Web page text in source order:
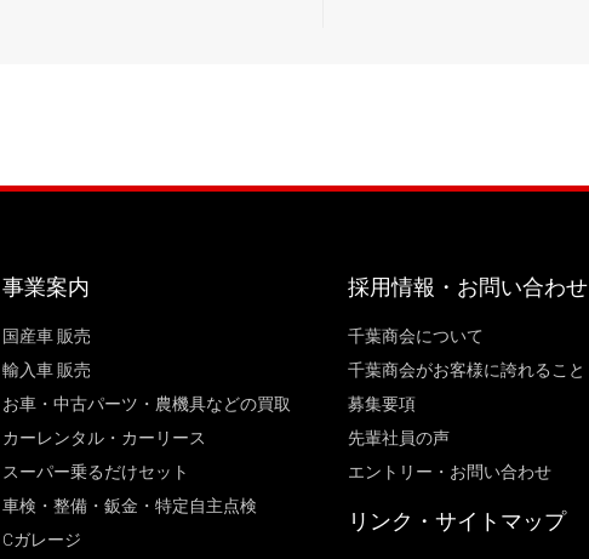
事業案内
国産車 販売
輸入車 販売
お車・中古パーツ・農機具などの買取
カーレンタル・カーリース
スーパー乗るだけセット
車検・整備・鈑金・特定自主点検
Cガレージ
採用情報・お問い合わせ
千葉商会について
千葉商会がお客様に誇れること​
募集要項
先輩社員の声
エントリー・お問い合わせ
リンク・サイトマップ